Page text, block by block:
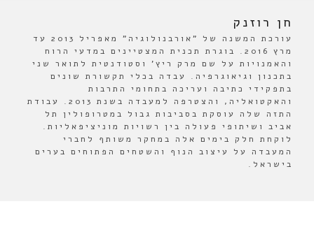
חן רוזנק
עורכת המשנה של "אורבנולוגיה" מאפריל 2013 עד
מרץ 2016. בוגרת תכנית המצטיינים במדעי הרוח
והאמנויות על שם מרק ריץ' וסטודנטית לתואר שני
בתכנון וגיאוגרפיה. עבדה בכלי תקשורת שונים
בתפקידי כתיבה ועריכה בתחומי התרבות
והאקטואליה, והצטרפה למעבדה בשנת 2013. עבודת
התזה שלה עוסקת בסביבות גבול במטרופולין תל
אביב ושיתופי פעולה בין רשויות מוניציפאליות.
לוקחת חלק בימים אלה במחקר משותף לחברי
המעבדה על עיצוב הנוף והשטחים הפתוחים בערים
בישראל.